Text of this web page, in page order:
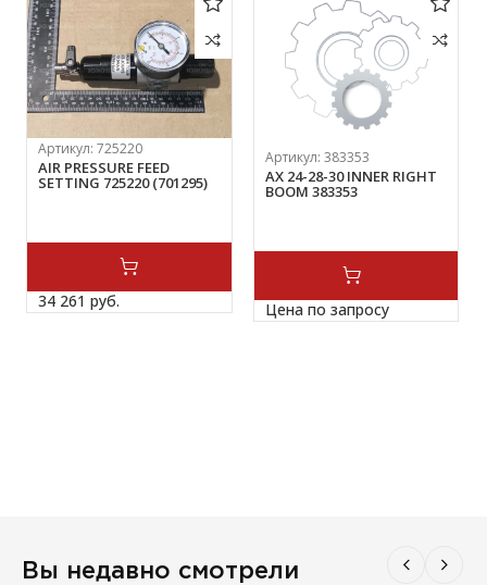
Артикул:725220
AIR PRESSURE FEED
SETTING 725220 (701295)
34 261 руб.
Артикул: 383353
AX 24-28-30 INNER RIGHT
BOOM 383353
Цена по запросу
Вы недавно смотрели